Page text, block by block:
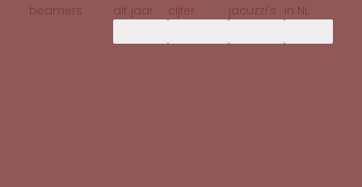
beamers
dit jaar
cijfer
jacuzzi's in NL